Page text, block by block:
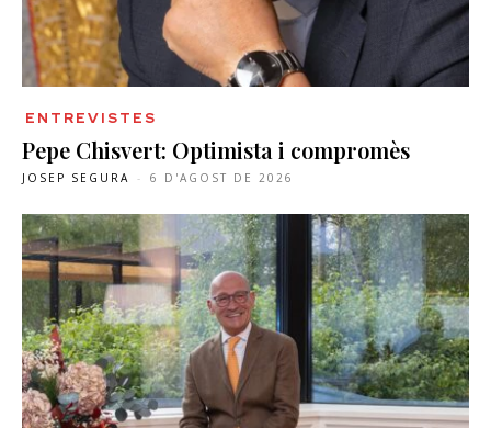
ENTREVISTES
Pepe Chisvert: Optimista i compromès
JOSEP SEGURA - 6 D'AGOST DE 2026